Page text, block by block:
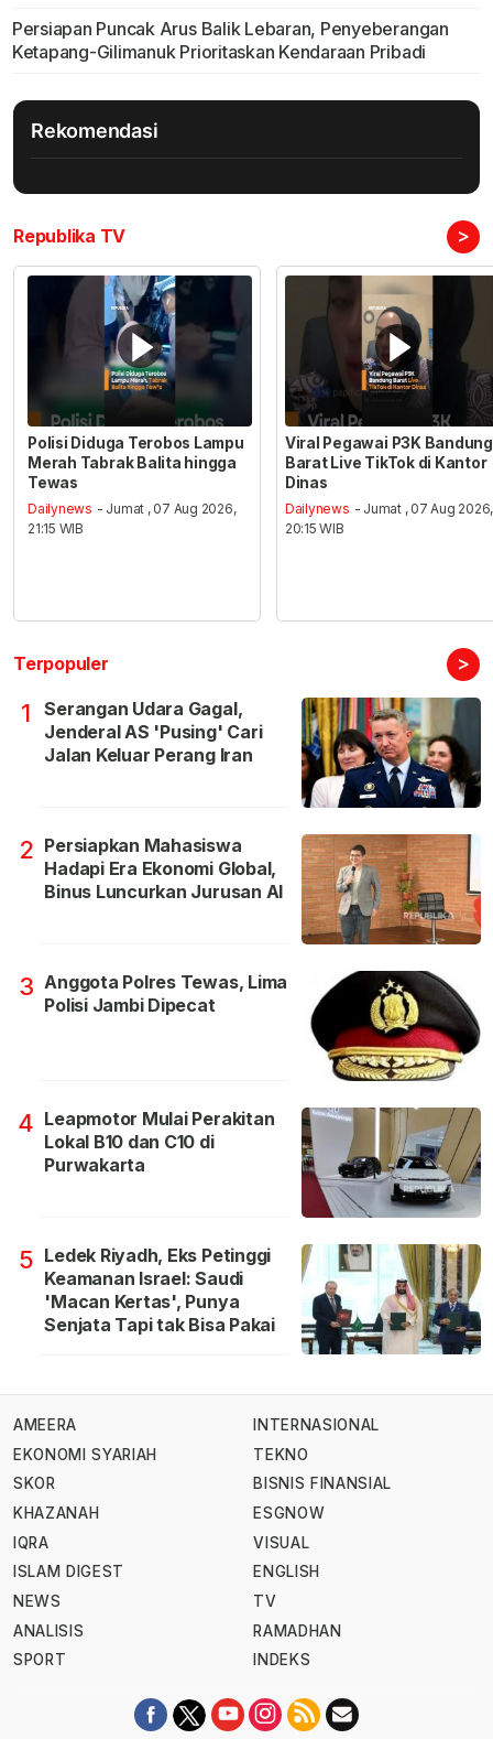
Persiapan Puncak Arus Balik Lebaran, Penyeberangan
Ketapang-Gilimanuk Prioritaskan Kendaraan Pribadi
Rekomendasi
Republika TV >
Polisi Diduga Terobos Lampu
Merah Tabrak Balita hingga
Tewas
Dailynews - Jumat , 07 Aug 2026,
21:15 WIB
Viral Pegawai P3K Bandung
Barat Live TikTok di Kantor
Dinas
Dailynews - Jumat , 07 Aug 2026,
20:15 WIB
Terpopuler >
1
Serangan Udara Gagal,
Jenderal AS 'Pusing' Cari
Jalan Keluar Perang Iran
2 Persiapkan Mahasiswa
Hadapi Era Ekonomi Global,
Binus Luncurkan Jurusan AI
3 Anggota Polres Tewas, Lima
Polisi Jambi Dipecat
4 Leapmotor Mulai Perakitan
Lokal B10 dan C10 di
Purwakarta
5 Ledek Riyadh, Eks Petinggi
Keamanan Israel: Saudi
'Macan Kertas', Punya
Senjata Tapi tak Bisa Pakai
AMEERA
EKONOMI SYARIAH
SKOR
KHAZANAH
IQRA
ISLAM DIGEST
NEWS
ANALISIS
SPORT
INTERNASIONAL
TEKNO
BISNIS FINANSIAL
ESGNOW
VISUAL
ENGLISH
TV
RAMADHAN
INDEKS